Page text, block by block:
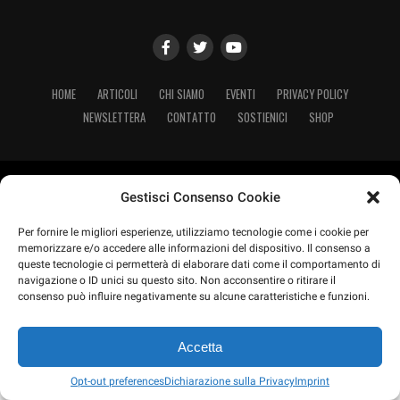
Gestisci Consenso Cookie
Per fornire le migliori esperienze, utilizziamo tecnologie come i cookie per
memorizzare e/o accedere alle informazioni del dispositivo. Il consenso a
queste tecnologie ci permetterà di elaborare dati come il comportamento di
navigazione o ID unici su questo sito. Non acconsentire o ritirare il
consenso può influire negativamente su alcune caratteristiche e funzioni.
Accetta
Opt-out preferencesDichiarazione sulla PrivacyImprint
HOME ARTICOLI CHI SIAMO EVENTI
PRIVACY POLICY
NEWSLETTERA
CONTATTO SOSTIENICI SHOP
Vicenza, numero 5/2025 del 10 luglio 2025.